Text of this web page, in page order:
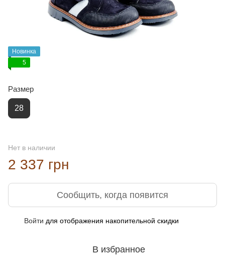
Новинка
5
Размер
28
Нет в наличии
2 337 грн
Сообщить, когда появится
Войти для отображения накопительной скидки
В избранное